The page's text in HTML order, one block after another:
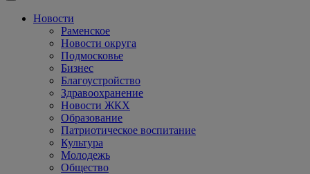
Новости
Раменское
Новости округа
Подмосковье
Бизнес
Благоустройство
Здравоохранение
Новости ЖКХ
Образование
Патриотическое воспитание
Культура
Молодежь
Общество